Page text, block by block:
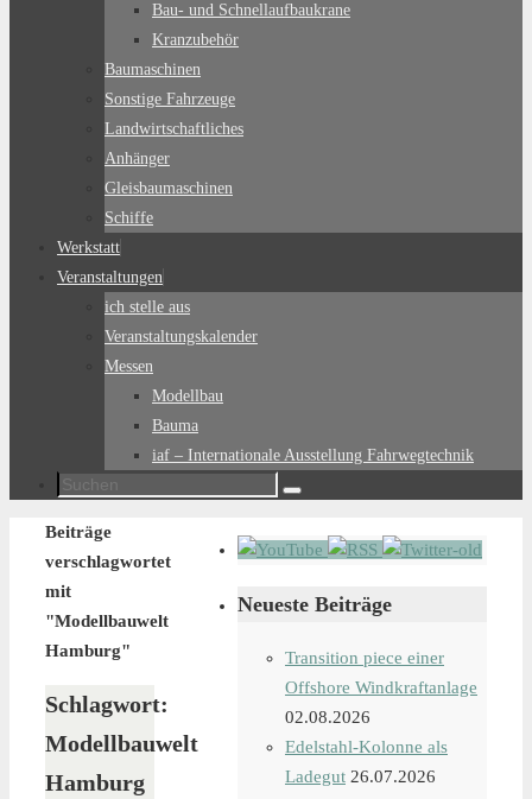
Bau- und Schnellaufbaukrane
Kranzubehör
Baumaschinen
Sonstige Fahrzeuge
Landwirtschaftliches
Anhänger
Gleisbaumaschinen
Schiffe
Werkstatt
Veranstaltungen
ich stelle aus
Veranstaltungskalender
Messen
Modellbau
Bauma
iaf – Internationale Ausstellung Fahrwegtechnik
Suchen
Suchen
Start
Beiträge
verschlagwortet
mit
"Modellbauwelt
Hamburg"
Schlagwort:
Modellbauwelt
Hamburg
Neueste Beiträge
Transition piece einer
Offshore Windkraftanlage
02.08.2026
Edelstahl-Kolonne als
Ladegut 26.07.2026